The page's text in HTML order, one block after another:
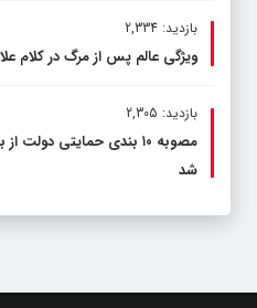
بازدید: 2,334
ویژگی عالم پس از مرگ در کلام
بازدید: 2,305
مصوبه ۱۰ بندی حمایتی
شد